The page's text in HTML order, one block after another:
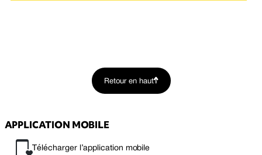
Retour en haut
APPLICATION MOBILE
Télécharger l’application mobile